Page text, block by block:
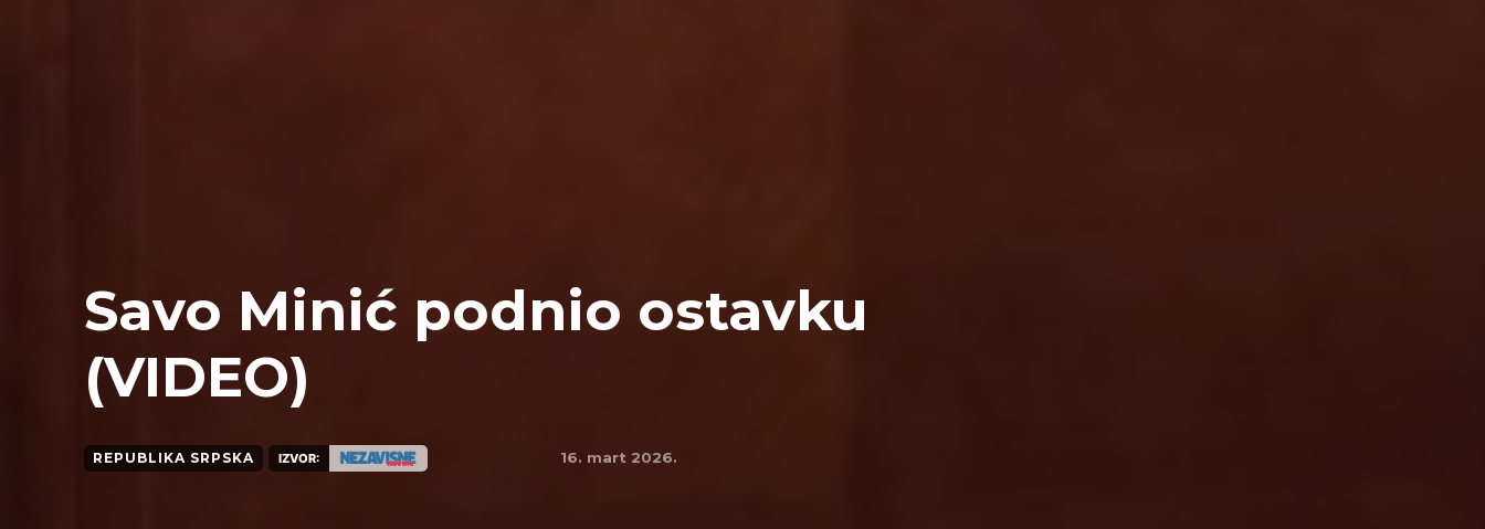
Savo Minić podnio ostavku
(VIDEO)
REPUBLIKA SRPSKA IZVOR: 16. mart 2026.